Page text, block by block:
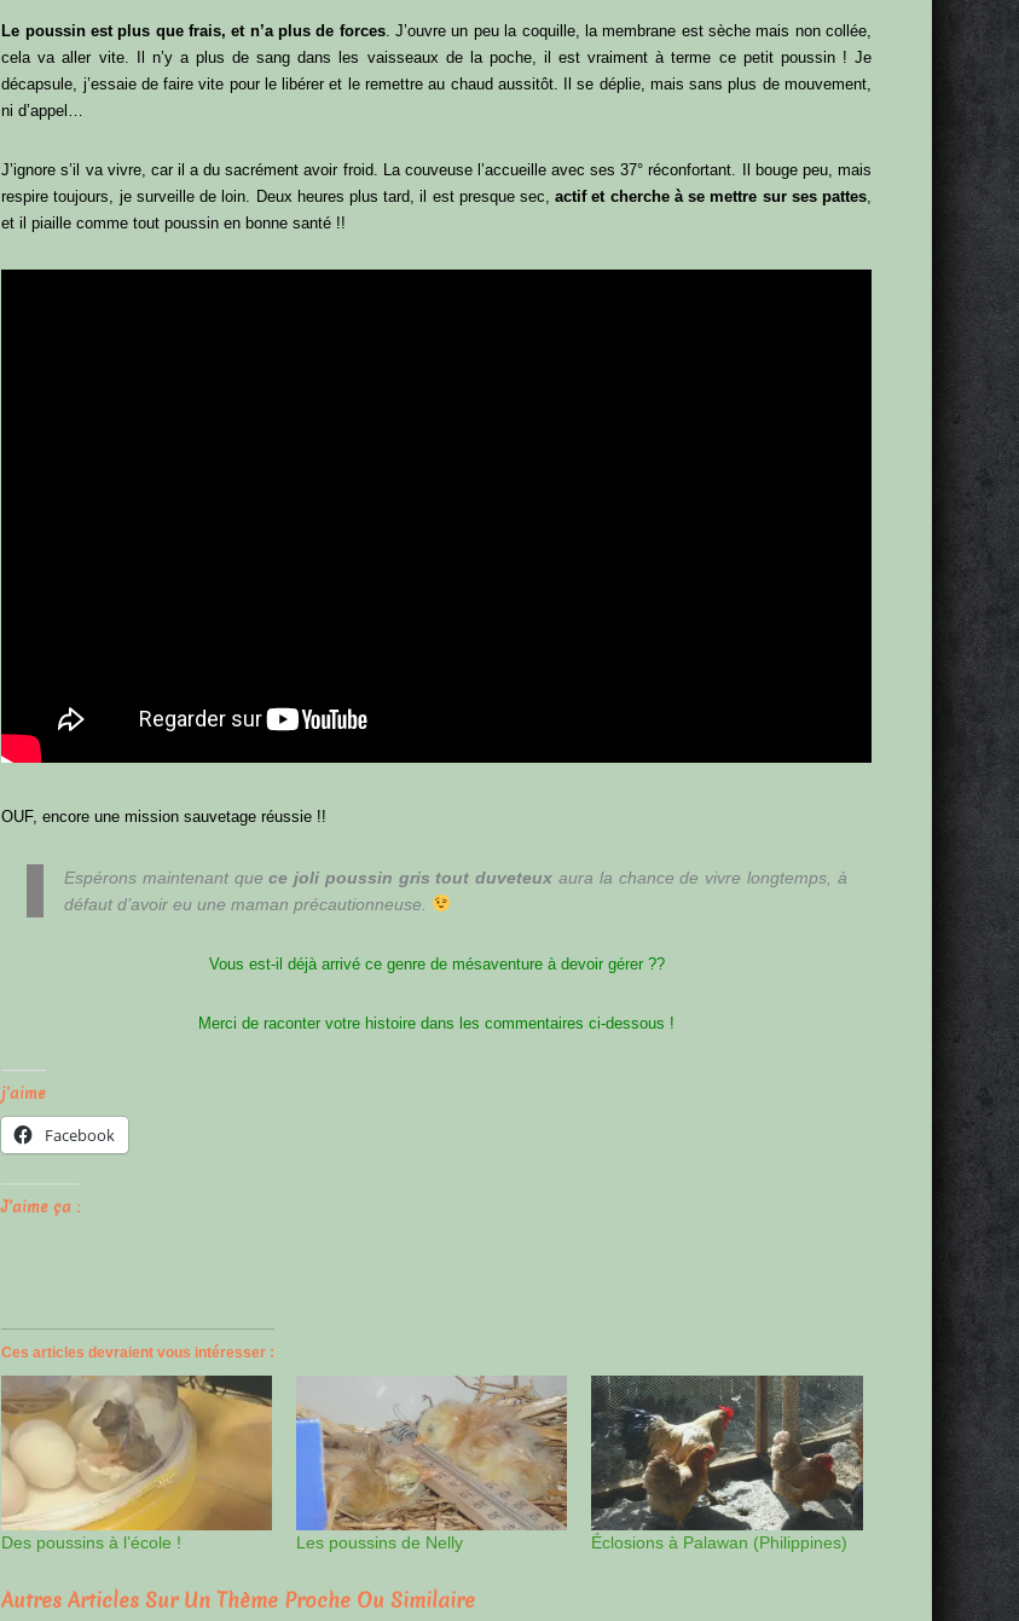
Le poussin est plus que frais, et n’a plus de forces. J’ouvre un peu la coquille, la membrane est sèche mais non collée,
cela va aller vite. Il n’y a plus de sang dans les vaisseaux de la poche, il est vraiment à terme ce petit poussin ! Je
décapsule, j’essaie de faire vite pour le libérer et le remettre au chaud aussitôt. Il se déplie, mais sans plus de mouvement,
ni d’appel…
J’ignore s’il va vivre, car il a du sacrément avoir froid. La couveuse l’accueille avec ses 37° réconfortant. Il bouge peu, mais
respire toujours, je surveille de loin. Deux heures plus tard, il est presque sec,actif et cherche à se mettre sur ses pattes
et il piaille comme tout poussin en bonne santé !!
OUF, encore une mission sauvetage réussie !!
Espérons maintenant quece joli poussin gris tout duveteux aura la chance de vivre longtemps, à
défaut d’avoir eu une maman précautionneuse.
Vous est-il déjà arrivé ce genre de mésaventure à devoir gérer ??
Merci de raconter votre histoire dans les commentaires ci-dessous !
j'aime
Facebook
J’aime ça :
Ces articles devraient vous intéresser :
Des poussins à l’école ! Les poussins de Nelly Éclosions à Palawan (Philippines)
Autres Articles Sur Un Thème Proche Ou Similaire